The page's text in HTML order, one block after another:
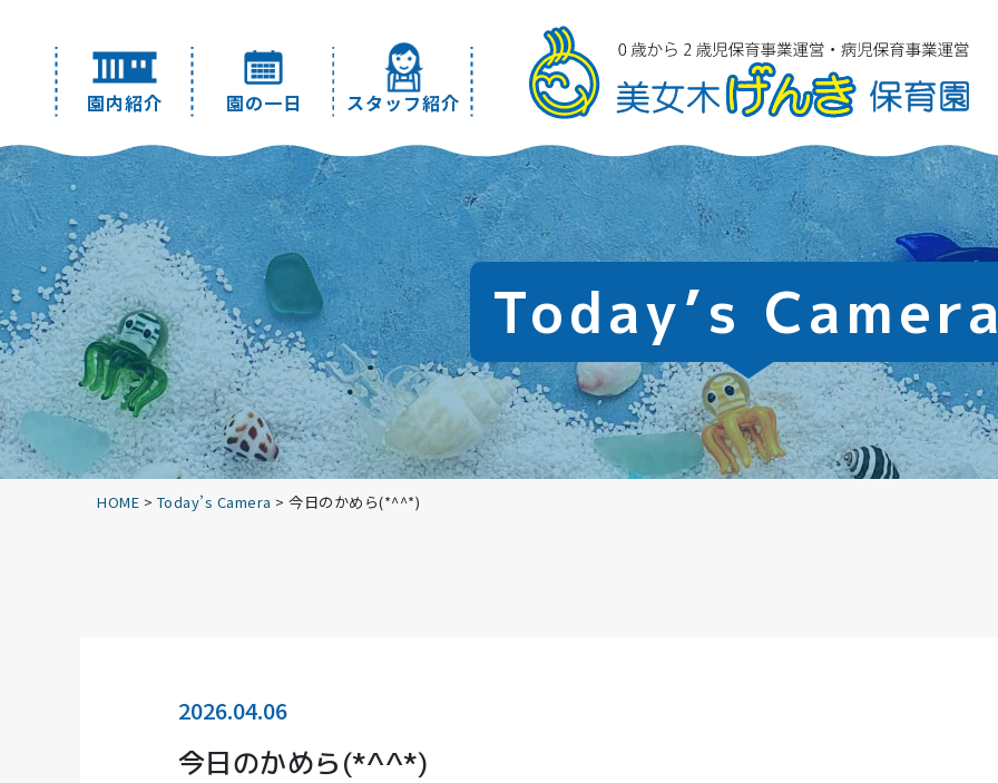
園内紹介 園の一日 スタッフ紹介
Today’s Camera
HOME > Today’s Camera > 今日のかめら(*^^*)
2026.04.06
今日のかめら(*^^*)